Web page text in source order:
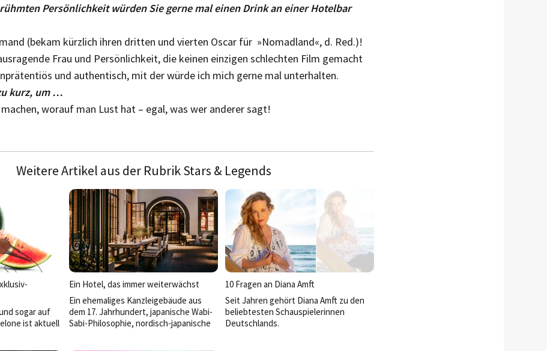
Persönlichkeit würden Sie gerne mal einen Drink an einer Hotelbar
(bekam kürzlich ihren dritten und vierten Oscar für »Nomadland«, d. Red.)!
Frau und Persönlichkeit, die keinen einzigen schlechten Film gemacht
und authentisch, mit der würde ich mich gerne mal unterhalten.
kurz, um …
worauf man Lust hat – egal, was wer anderer sagt!
Weitere Artikel aus der Rubrik Stars & Legends
sogar auf
ist aktuell
Ein Hotel, das immer weiterwächst
Ein ehemaliges Kanzleigebäude aus
dem 17. Jahrhundert, japanische Wabi-
Sabi-Philosophie, nordisch-japanische
10 Fragen an Diana Amft
Seit Jahren gehört Diana Amft zu den
beliebtesten Schauspielerinnen
Deutschlands.